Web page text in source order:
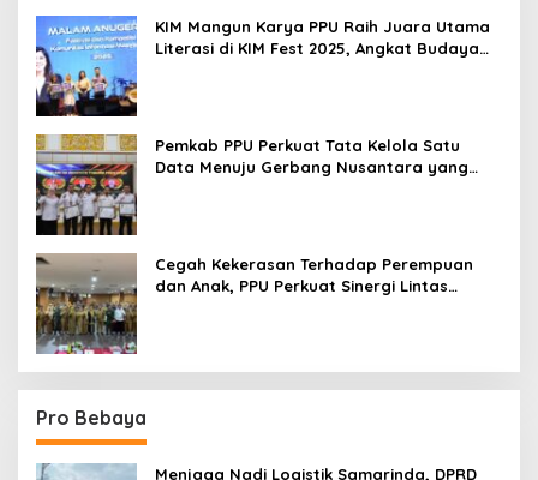
KIM Mangun Karya PPU Raih Juara Utama
Literasi di KIM Fest 2025, Angkat Budaya
Pemkab PPU Perkuat Tata Kelola Satu
Data Menuju Gerbang Nusantara yang
Cegah Kekerasan Terhadap Perempuan
dan Anak, PPU Perkuat Sinergi Lintas
Pro Bebaya
Menjaga Nadi Logistik Samarinda, DPRD